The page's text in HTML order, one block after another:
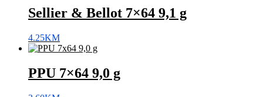
Sellier & Bellot 7×64 9,1 g
4.25KM
PPU 7×64 9,0 g